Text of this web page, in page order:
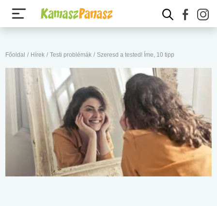
Főoldal / Hírek / Testi problémák / Szeresd a tested! Íme, 10 tipp